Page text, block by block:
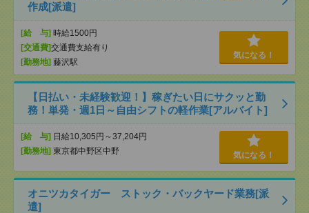
作成[派遣]
[給 与] 時給1500円
[交通費]交通費支給有り
[勤務地] 藤沢駅
気になる！
【日払い・未経験歓迎！】稼ぎたい日にサクッと勤
務！単発・週1日～自由シフトの軽作業[アルバイト]
[給 与] 日給10,305円～37,204円
[勤務地] 東京都中野区中野 気になる！
オニツカタイガー ストック・バックヤード業務[派
遣]